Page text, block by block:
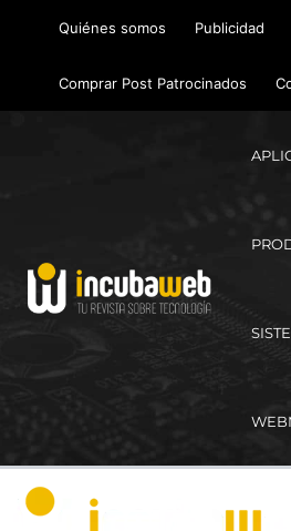
Quiénes somos Publicidad
Comprar Post Patrocinados